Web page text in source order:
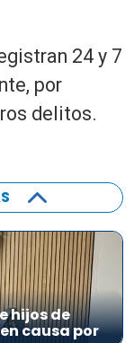
24 y 7
por
delitos.
hijos de
causa por